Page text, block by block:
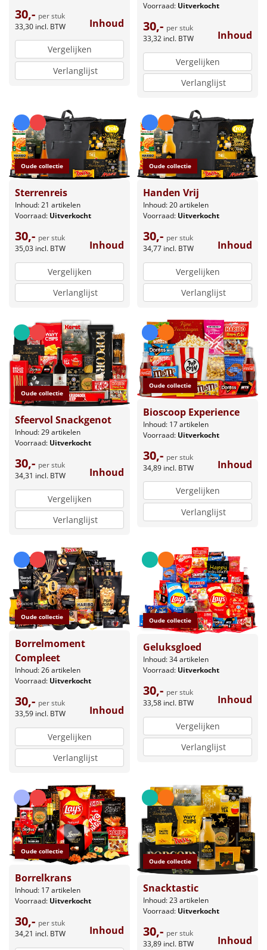
30,- per stuk
33,30 incl. BTW Inhoud
Vergelijken
Verlanglijst
Voorraad: Uitverkocht
30,- per stuk
33,32 incl. BTW Inhoud
Vergelijken
Verlanglijst
Oude collectie
Sterrenreis
Inhoud: 21 artikelen
Voorraad: Uitverkocht
30,- per stuk
35,03 incl. BTW Inhoud
Vergelijken
Verlanglijst
Oude collectie
Handen Vrij
Inhoud: 20 artikelen
Voorraad: Uitverkocht
30,- per stuk
34,77 incl. BTW Inhoud
Vergelijken
Verlanglijst
Oude collectie
Sfeervol Snackgenot
Inhoud: 29 artikelen
Voorraad: Uitverkocht
30,- per stuk
34,31 incl. BTW Inhoud
Vergelijken
Verlanglijst
Oude collectie
Bioscoop Experience
Inhoud: 17 artikelen
Voorraad: Uitverkocht
30,- per stuk
34,89 incl. BTW Inhoud
Vergelijken
Verlanglijst
Oude collectie
Borrelmoment
Compleet
Inhoud: 26 artikelen
Voorraad: Uitverkocht
30,- per stuk
33,59 incl. BTW Inhoud
Vergelijken
Verlanglijst
Oude collectie
Geluksgloed
Inhoud: 34 artikelen
Voorraad: Uitverkocht
30,- per stuk
33,58 incl. BTW Inhoud
Vergelijken
Verlanglijst
Oude collectie
Borrelkrans
Inhoud: 17 artikelen
Voorraad: Uitverkocht
30,- per stuk
34,21 incl. BTW Inhoud
Oude collectie
Snacktastic
Inhoud: 23 artikelen
Voorraad: Uitverkocht
30,- per stuk
33,89 incl. BTW Inhoud